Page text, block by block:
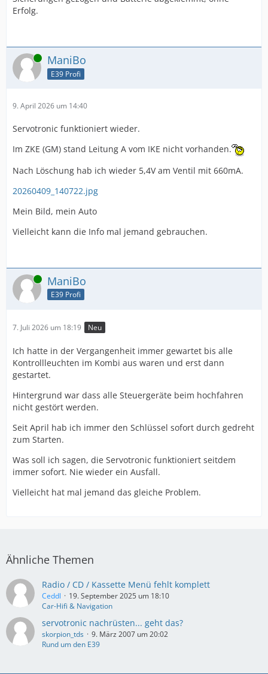
Erfolg.
Online ManiBo
E39 Profi
9. April 2026 um 14:40
Servotronic funktioniert wieder.
Im ZKE (GM) stand Leitung A vom IKE nicht vorhanden.
Nach Löschung hab ich wieder 5,4V am Ventil mit 660mA.
20260409_140722.jpg
Mein Bild, mein Auto
Vielleicht kann die Info mal jemand gebrauchen.
Online ManiBo
E39 Profi
7. Juli 2026 um 18:19 Neu
Ich hatte in der Vergangenheit immer gewartet bis alle
Kontrollleuchten im Kombi aus waren und erst dann
gestartet.
Hintergrund war dass alle Steuergeräte beim hochfahren
nicht gestört werden.
Seit April hab ich immer den Schlüssel sofort durch gedreht
zum Starten.
Was soll ich sagen, die Servotronic funktioniert seitdem
immer sofort. Nie wieder ein Ausfall.
Vielleicht hat mal jemand das gleiche Problem.
Ähnliche Themen
Radio / CD / Kassette Menü fehlt komplett
Ceddl
19. September 2025 um 18:10
Car-Hifi & Navigation
servotronic nachrüsten... geht das?
skorpion_tds
9. März 2007 um 20:02
Rund um den E39